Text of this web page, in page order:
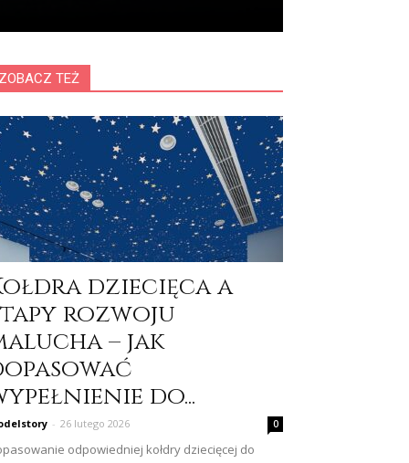
TEŻ
dziecięca a
rozwoju
– jak
do...
- 26 lutego 2026 0
odpowiedniej kołdry dziecięcej do